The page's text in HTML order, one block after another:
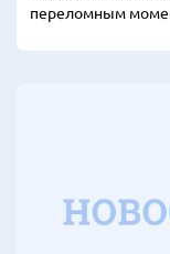
переломным